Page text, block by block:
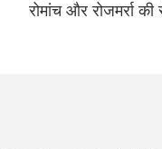
रोमांच और रोजमर्रा